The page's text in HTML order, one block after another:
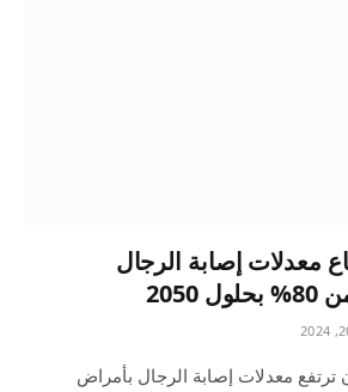
معدلات إصابة الرجال
معدلات إصابة الرجال بأمراض